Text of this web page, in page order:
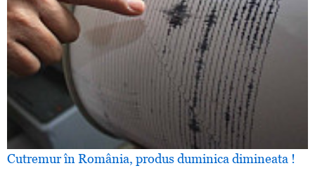
Cutremur în România, produs duminica dimineata !